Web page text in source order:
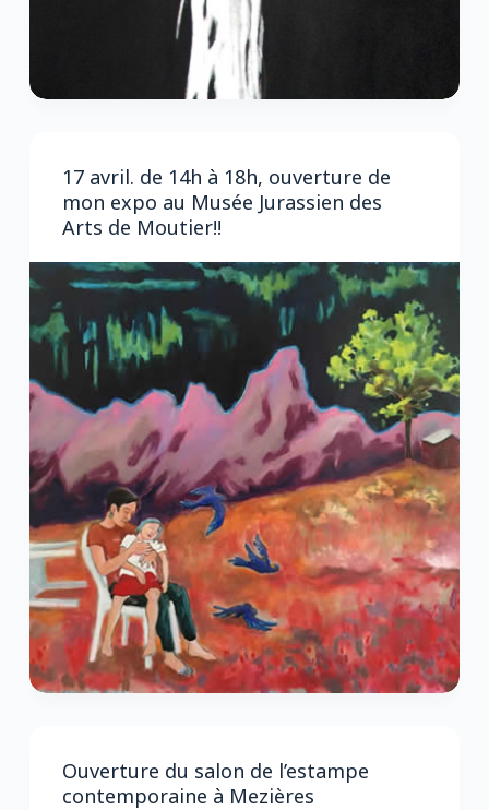
17 avril. de 14h à 18h, ouverture de
mon expo au Musée Jurassien des
Arts de Moutier!!
Ouverture du salon de l’estampe
contemporaine à Mezières